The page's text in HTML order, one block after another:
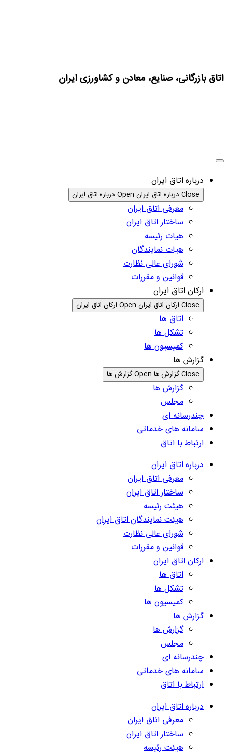
اتاق بازرگانی، صنایع، معادن و کشاورزی ایران
درباره اتاق ایران
Close درباره اتاق ایران Open درباره اتاق ایران
معرفی اتاق ایران
ساختار اتاق ایران
هیات رئیسه
هیات نمایندگان
شورای عالی نظارت
قوانین و مقررات
ارکان اتاق ایران
Close ارکان اتاق ایران Open ارکان اتاق ایران
اتاق ها
تشکل ها
کمیسیون ها
گزارش ها
Close گزارش ها Open گزارش ها
گزارش ها
مجلس
چندرسانه ای
سامانه های خدماتی
ارتباط با اتاق
درباره اتاق ایران
معرفی اتاق ایران
ساختار اتاق ایران
هیئت رئیسه
هیئت نمایندگان اتاق ایران
شورای عالی نظارت
قوانین و مقررات
ارکان اتاق ایران
اتاق ها
تشکل ها
کمیسیون ها
گزارش ها
گزارش ها
مجلس
چندرسانه ای
سامانه های خدماتی
ارتباط با اتاق
درباره اتاق ایران
معرفی اتاق ایران
ساختار اتاق ایران
هیئت رئیسه